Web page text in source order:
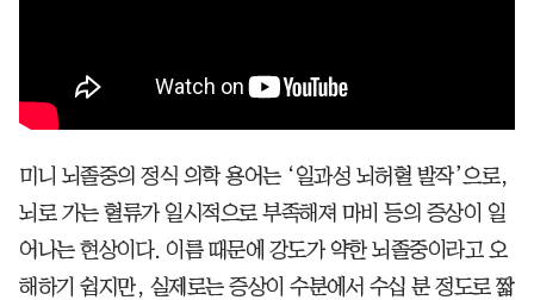
미니 뇌졸중의 정식 의학 용어는 ‘일과성 뇌허혈 발작’으로,
뇌로 가는 혈류가 일시적으로 부족해져 마비 등의 증상이 일
어나는 현상이다. 이름 때문에 강도가 약한 뇌졸중이라고 오
해하기 쉽지만, 실제로는 증상이 수분에서 수십 분 정도로 짧